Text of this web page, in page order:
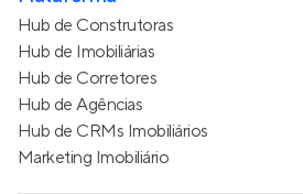
Hub de Construtoras
Hub de Imobiliárias
Hub de Corretores
Hub de Agências
Hub de CRMs Imobiliários
Marketing Imobiliário